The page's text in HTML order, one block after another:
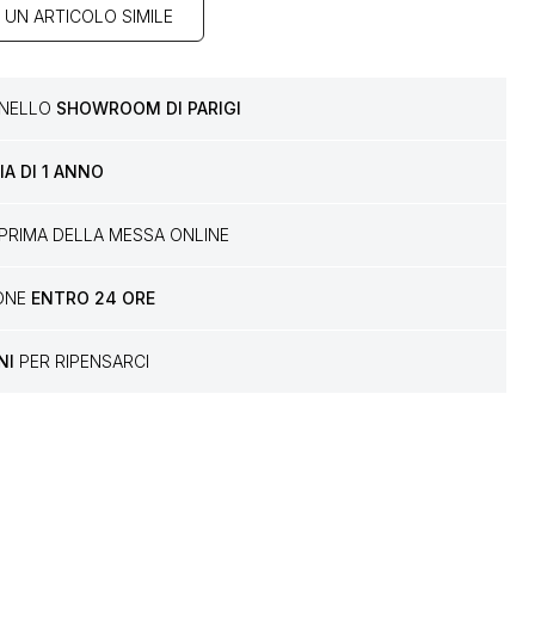
UN ARTICOLO SIMILE
SHOWROOM DI PARIGI
DI 1 ANNO
PRIMA DELLA MESSA ONLINE
ENTRO 24 ORE
PER RIPENSARCI